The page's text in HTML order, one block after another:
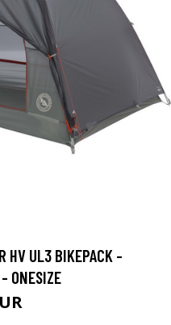
HV UL3 BIKEPACK -
ONESIZE